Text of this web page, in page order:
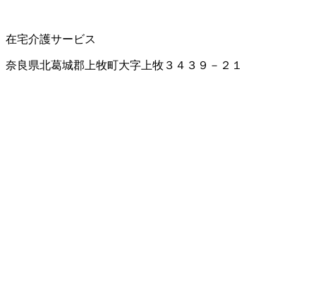
在宅介護サービス
奈良県北葛城郡上牧町大字上牧３４３９－２１